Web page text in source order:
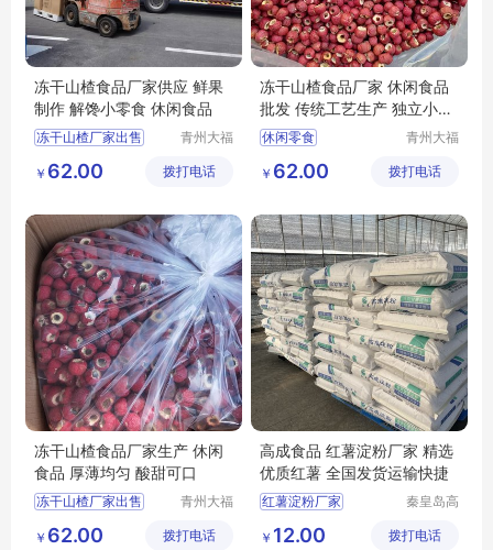
冻干山楂食品厂家供应 鲜果
制作 解馋小零食 休闲食品
冻干山楂厂家出售
冻干山楂生产
冻干山楂食品加工
青州大福
展有限公
￥ 62.00 拨打电话
冻干山楂食品厂家 休闲食品
批发 传统工艺生产 独立小包
装
休闲零食
冻干山楂制品加工
休闲食品
青州大福
展有限公
￥ 62.00 拨打电话
冻干山楂食品厂家生产 休闲
食品 厚薄均匀 酸甜可口
冻干山楂厂家出售
冻干山楂食品生产厂家
青州大福
展有限公
￥ 62.00 拨打电话
高成食品 红薯淀粉厂家 精选
优质红薯 全国发货运输快捷
红薯淀粉厂家
秦皇岛高
业股份有
￥ 12.00 拨打电话